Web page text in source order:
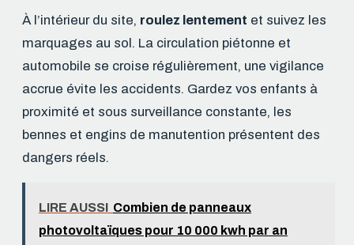
À l’intérieur du site, roulez lentement et suivez les
marquages au sol. La circulation piétonne et
automobile se croise régulièrement, une vigilance
accrue évite les accidents. Gardez vos enfants à
proximité et sous surveillance constante, les
bennes et engins de manutention présentent des
dangers réels.
LIRE AUSSI Combien de panneaux
photovoltaïques pour 10 000 kwh par an